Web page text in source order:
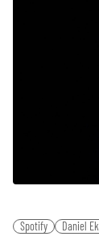
Spotify Daniel Ek